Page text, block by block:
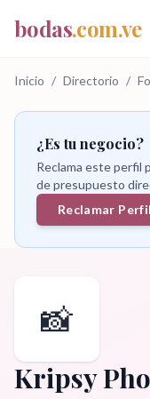
bodas.com.ve
Inicio / Directorio /
¿Es tu negocio?
Reclama este perfil
de presupuesto
Reclamar Perfil
📸
Kripsy